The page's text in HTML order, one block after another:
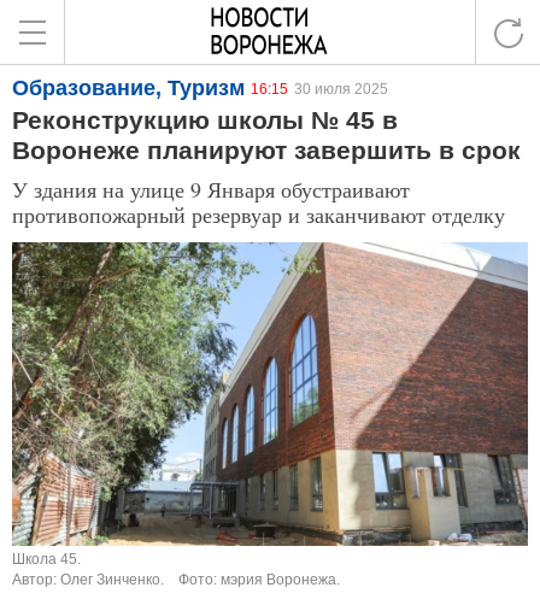
Образование, Туризм 16:15 30 июля 2025
Реконструкцию школы № 45 в
Воронеже планируют завершить в срок
У здания на улице 9 Января обустраивают
противопожарный резервуар и заканчивают отделку
Школа 45.
Автор: Олег Зинченко.
Фото: мэрия Воронежа.